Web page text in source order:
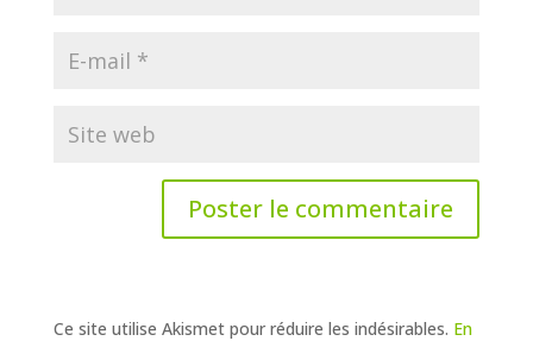
Ce site utilise Akismet pour réduire les indésirables. En